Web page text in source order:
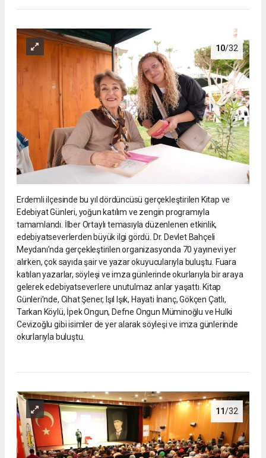
10/32
Erdemli ilçesinde bu yıl dördüncüsü gerçekleştirilen Kitap ve
Edebiyat Günleri, yoğun katılım ve zengin programıyla
tamamlandı. İlber Ortaylı temasıyla düzenlenen etkinlik,
edebiyatseverlerden büyük ilgi gördü. Dr. Devlet Bahçeli
Meydanı’nda gerçekleştirilen organizasyonda 70 yayınevi yer
alırken, çok sayıda şair ve yazar okuyucularıyla buluştu. Fuara
katılan yazarlar, söyleşi ve imza günlerinde okurlarıyla bir araya
gelerek edebiyatseverlere unutulmaz anlar yaşattı. Kitap
Günleri’nde, Cihat Şener, Işıl Işık, Hayati İnanç, Gökçen Çatlı,
Tarkan Köylü, İpek Ongun, Defne Ongun Müminoğlu ve Hulki
Cevizoğlu gibi isimler de yer alarak söyleşi ve imza günlerinde
okurlarıyla buluştu.
11/32